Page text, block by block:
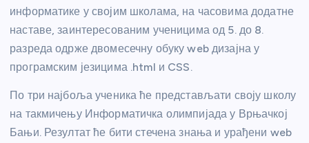
информатике у својим школама, на часовима додатне
наставе, заинтересованим ученицима од 5. до 8.
разреда одрже двомесечну обуку web дизајна у
програмским језицима .html и CSS.
По три најбоља ученика ће представљати своју школу
на такмичењу Информатичка олимпијада у Врњачкој
Бањи. Резултат ће бити стечена знања и урађени web